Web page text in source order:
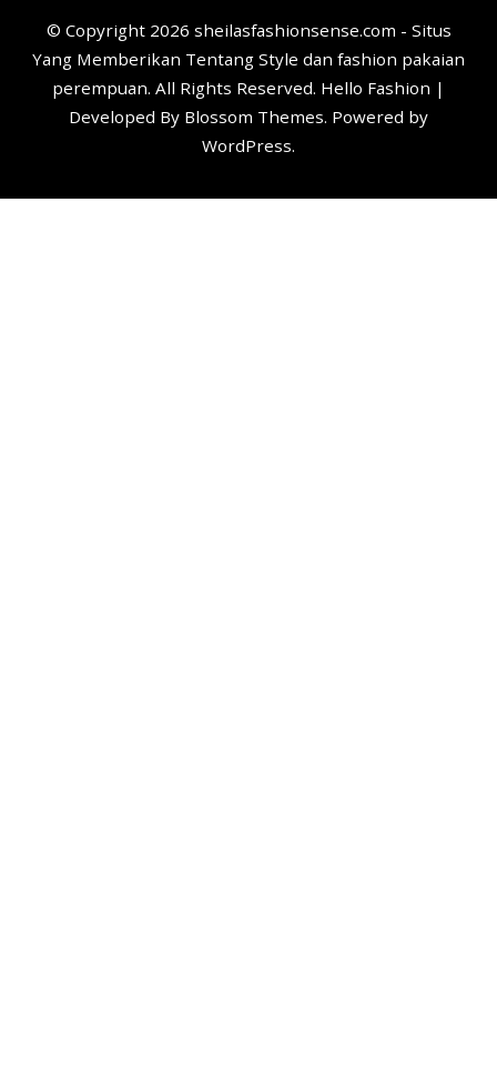
© Copyright 2026 sheilasfashionsense.com - Situs
Yang Memberikan Tentang Style dan fashion pakaian
perempuan. All Rights Reserved. Hello Fashion |
Developed By Blossom Themes. Powered by
WordPress.